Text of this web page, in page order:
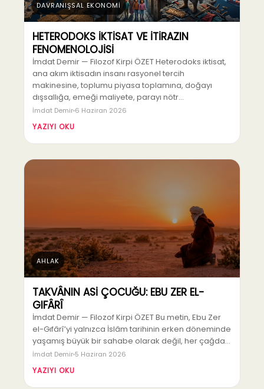
DAVRANIŞSAL EKONOMİ
HETERODOKS İKTİSAT VE İTİRAZIN
FENOMENOLOJİSİ
İmdat Demir — Filozof Kirpi ÖZET Heterodoks iktisat,
ana akım iktisadın insanı rasyonel tercih
makinesine, toplumu piyasa toplamına, doğayı
dışsallığa, emeği maliyete, parayı nötr…
İmdat Demir 6 Haziran 2026
YAZIYI OKU
AHLAK
TAKVÂNIN ASİ ÇOCUĞU: EBU ZER EL-
GIFÂRÎ
İmdat Demir — Filozof Kirpi ÖZET Bu metin, Ebu Zer
el-Gıfârî’yi yalnızca İslâm tarihinin erken döneminde
yaşamış büyük bir sahabe olarak değil, her çağda…
İmdat Demir 5 Haziran 2026
YAZIYI OKU